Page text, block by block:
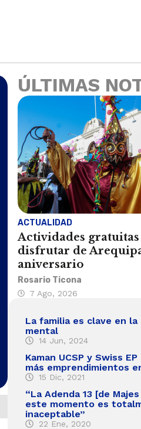
ÚLTIMAS
ACTUALIDAD
Actividades
disfrutar de
aniversario
Rosario Ticona
7 Ago, 2026
La familia es clave en la
mental
14 Jun, 2024
Kaman UCSP y Swiss
más emprendimientos
15 Dic, 2021
“La Adenda 13 [de
este momento es
inaceptable”
22 Ene, 2020